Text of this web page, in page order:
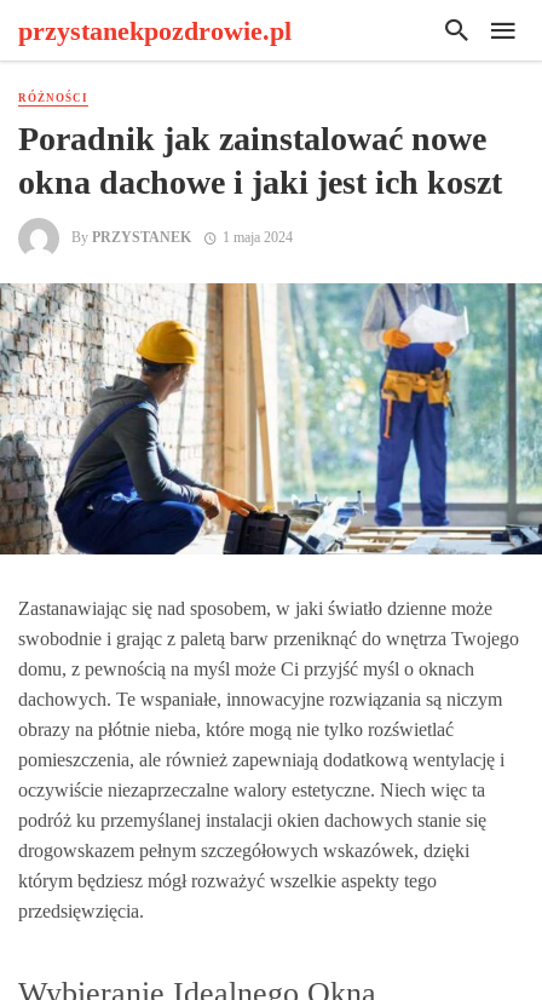
przystanekpozdrowie.pl
RÓŻNOŚCI
Poradnik jak zainstalować nowe
okna dachowe i jaki jest ich koszt
By PRZYSTANEK 1 maja 2024
Zastanawiając się nad sposobem, w jaki światło dzienne może
swobodnie i grając z paletą barw przeniknąć do wnętrza Twojego
domu, z pewnością na myśl może Ci przyjść myśl o oknach
dachowych. Te wspaniałe, innowacyjne rozwiązania są niczym
obrazy na płótnie nieba, które mogą nie tylko rozświetlać
pomieszczenia, ale również zapewniają dodatkową wentylację i
oczywiście niezaprzeczalne walory estetyczne. Niech więc ta
podróż ku przemyślanej instalacji okien dachowych stanie się
drogowskazem pełnym szczegółowych wskazówek, dzięki
którym będziesz mógł rozważyć wszelkie aspekty tego
przedsięwzięcia.